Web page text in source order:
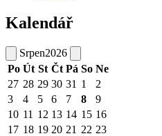
Kalendář
Srpen2026
Po Út St Čt Pá So Ne
27 28 29 30 31 1
2
3
4 5 6 7 8
9
10 11 12 13 14 15 16
17 18 19 20 21 22 23